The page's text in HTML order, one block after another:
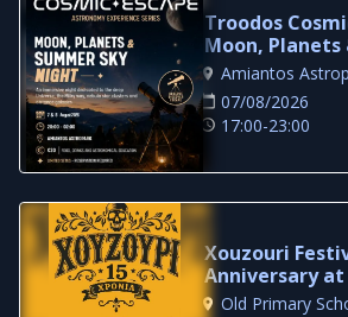
Troodos
Moon, Planets
Sky Night in
Amiantos
07/08/2026
17:00-23:00
Xouzouri
Anniversary
Village